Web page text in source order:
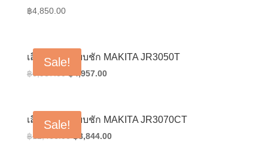
฿4,850.00
Sale!
เลื่อยไฟฟ้าแบบชัก MAKITA JR3050T
฿6,987.00
Original
฿6,987.00.
4,957.00Current
฿4,957.00.
Sale!
เลื่อยไฟฟ้าแบบชัก MAKITA JR3070CT
฿12,466.00
Original
฿8,844.00Current